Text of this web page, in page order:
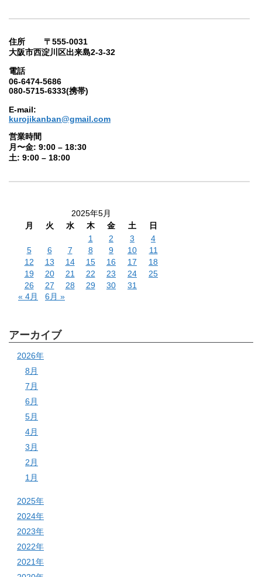
住所 〒555-0031
大阪市西淀川区出来島2-3-32
電話
06-6474-5686
080-5715-6333(携帯)
E-mail:
kurojikanban@gmail.com
営業時間
月〜金: 9:00 – 18:30
土: 9:00 – 18:00
2025年5月
月
火 水 木 金 土
日
1
2 3
4
5
6 7 8 9 10
11
12
13 14 15 16 17
18
19
20 21 22 23 24
25
26
27 28 29 30
31
« 4月
6月 »
アーカイブ
2026年
8月
7月
6月
5月
4月
3月
2月
1月
2025年
2024年
2023年
2022年
2021年